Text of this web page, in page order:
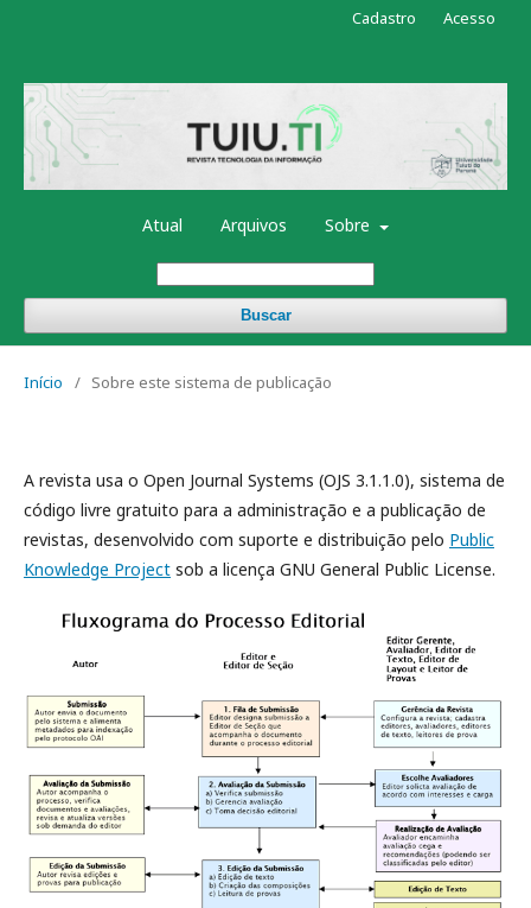
Atual Arquivos Sobre
Buscar
Cadastro Acesso
Início / Sobre este sistema de publicação
A revista usa o Open Journal Systems (OJS 3.1.1.0), sistema de
código livre gratuito para a administração e a publicação de
revistas, desenvolvido com suporte e distribuição pelo Public
Knowledge Project sob a licença GNU General Public License.